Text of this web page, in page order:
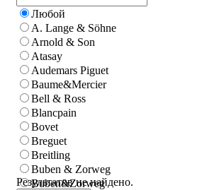
Любой
A. Lange & Söhne
Arnold & Son
Atasay
Audemars Piguet
Baume&Mercier
Bell & Ross
Blancpain
Bovet
Breguet
Breitling
Buben & Zorweg
Buben&Zorweg
Результатов не найдено.